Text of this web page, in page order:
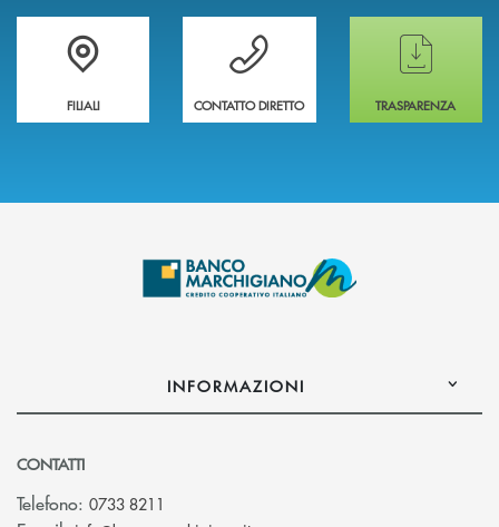
Trova la filiale più vicina a te
FILIALI
Hai bisogno di assistenza immediata ?
CONTATTO DIRETTO
Hai bisogno di
TRASPARENZA
INFORMAZIONI
CONTATTI
Telefono: 0733 8211